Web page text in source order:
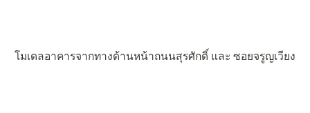
โมเดลอาคารจากทางด้านหน้าถนนสุรศักดิ์ และ ซอยจรูญเวียง